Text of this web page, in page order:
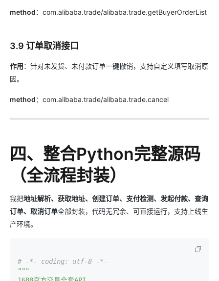
method：com.alibaba.trade/alibaba.trade.getBuyerOrderList
3.9 订单取消接口
作用：针对未发货、未付款订单一键撤销，支持自定义填写取消原
因。
method：com.alibaba.trade/alibaba.trade.cancel
四、整合Python完整源码
（全流程封装）
我把地址解析、获取地址、创建订单、支付检测、发起付款、查询
订单、取消订单全部封装，代码无冗余、可直接运行，支持上线生
产环境。
# -*- coding: utf-8 -*-
"""